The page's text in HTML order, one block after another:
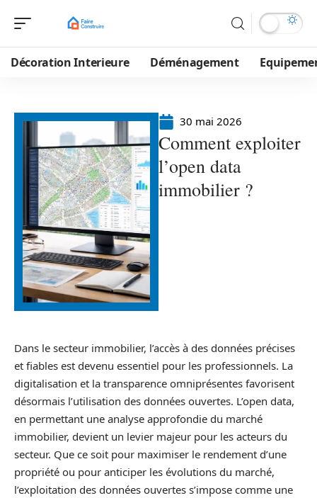
Décoration Interieure Déménagement
30 mai 2026
Comment exploiter
l’open data
immobilier ?
Dans le secteur immobilier, l’accès à des données précises
et fiables est devenu essentiel pour les professionnels. La
digitalisation et la transparence omniprésentes favorisent
désormais l’utilisation des données ouvertes. L’open data,
en permettant une analyse approfondie du marché
immobilier, devient un levier majeur pour les acteurs du
secteur. Que ce soit pour maximiser le rendement d’une
propriété ou pour anticiper les évolutions du marché,
l’exploitation des données ouvertes s’impose comme une